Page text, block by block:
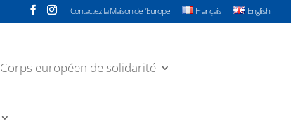
Contactez la Maison de l’Europe Français English
Corps européen de solidarité